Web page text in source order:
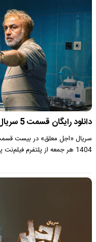
دانلود رایگان قسمت 5 سریال اجل معلق + لینک
سریال «اجل معلق» در بیست
1404 هر جمعه از پلتفرم فیلم‌نت پخش خواهد شد. پخش…